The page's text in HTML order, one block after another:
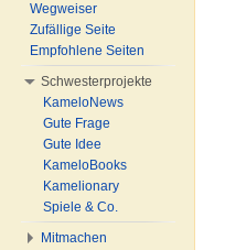
Wegweiser
Zufällige Seite
Empfohlene Seiten
Schwesterprojekte
KameloNews
Gute Frage
Gute Idee
KameloBooks
Kamelionary
Spiele & Co.
Mitmachen